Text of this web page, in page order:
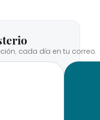
cada día en tu correo.